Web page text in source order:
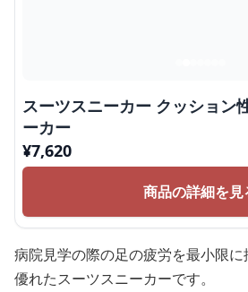
スーツスニーカー クッション
ーカー
¥7,620
商品の詳細を見
病院見学の際の足の疲労を最小限
優れたスーツスニーカーです。